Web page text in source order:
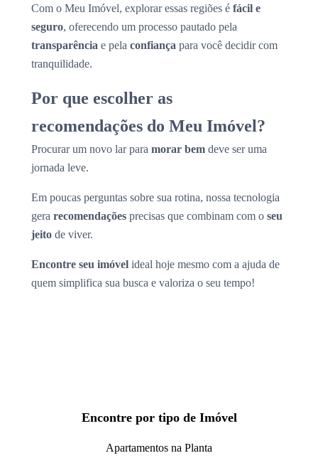
Com o Meu Imóvel, explorar essas regiões é fácil e
seguro, oferecendo um processo pautado pela
transparência e pela confiança para você decidir com
tranquilidade.
Por que escolher as
recomendações do Meu Imóvel?
Procurar um novo lar para morar bem deve ser uma
jornada leve.
Em poucas perguntas sobre sua rotina, nossa tecnologia
gera recomendações precisas que combinam com o seu
jeito de viver.
Encontre seu imóvel ideal hoje mesmo com a ajuda de
quem simplifica sua busca e valoriza o seu tempo!
Encontre por tipo de Imóvel
Apartamentos na Planta